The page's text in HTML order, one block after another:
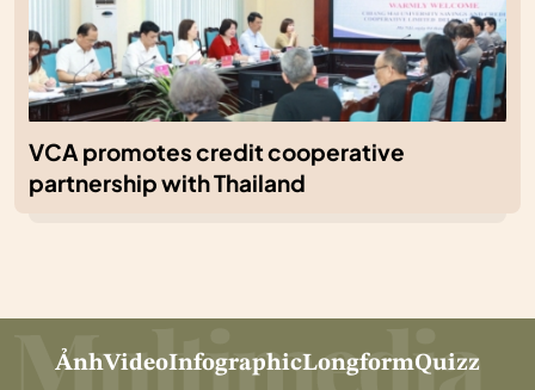
VCA promotes credit cooperative
partnership with Thailand
ẢnhVideoInfographicLongformQuizz